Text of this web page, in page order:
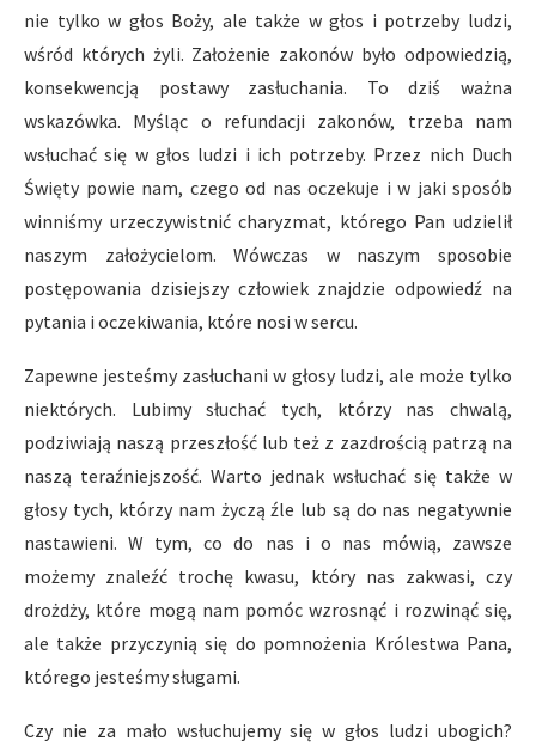
nie tylko w głos Boży, ale także w głos i potrzeby ludzi,
wśród których żyli. Założenie zakonów było odpowiedzią,
konsekwencją postawy zasłuchania. To dziś ważna
wskazówka. Myśląc o refundacji zakonów, trzeba nam
wsłuchać się w głos ludzi i ich potrzeby. Przez nich Duch
Święty powie nam, czego od nas oczekuje i w jaki sposób
winniśmy urzeczywistnić charyzmat, którego Pan udzielił
naszym założycielom. Wówczas w naszym sposobie
postępowania dzisiejszy człowiek znajdzie odpowiedź na
pytania i oczekiwania, które nosi w sercu.
Zapewne jesteśmy zasłuchani w głosy ludzi, ale może tylko
niektórych. Lubimy słuchać tych, którzy nas chwalą,
podziwiają naszą przeszłość lub też z zazdrością patrzą na
naszą teraźniejszość. Warto jednak wsłuchać się także w
głosy tych, którzy nam życzą źle lub są do nas negatywnie
nastawieni. W tym, co do nas i o nas mówią, zawsze
możemy znaleźć trochę kwasu, który nas zakwasi, czy
drożdży, które mogą nam pomóc wzrosnąć i rozwinąć się,
ale także przyczynią się do pomnożenia Królestwa Pana,
którego jesteśmy sługami.
Czy nie za mało wsłuchujemy się w głos ludzi ubogich?